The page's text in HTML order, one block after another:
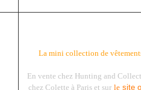
La mini collection de
En vente chez Hunting and
chez Colette à Paris et sur le site